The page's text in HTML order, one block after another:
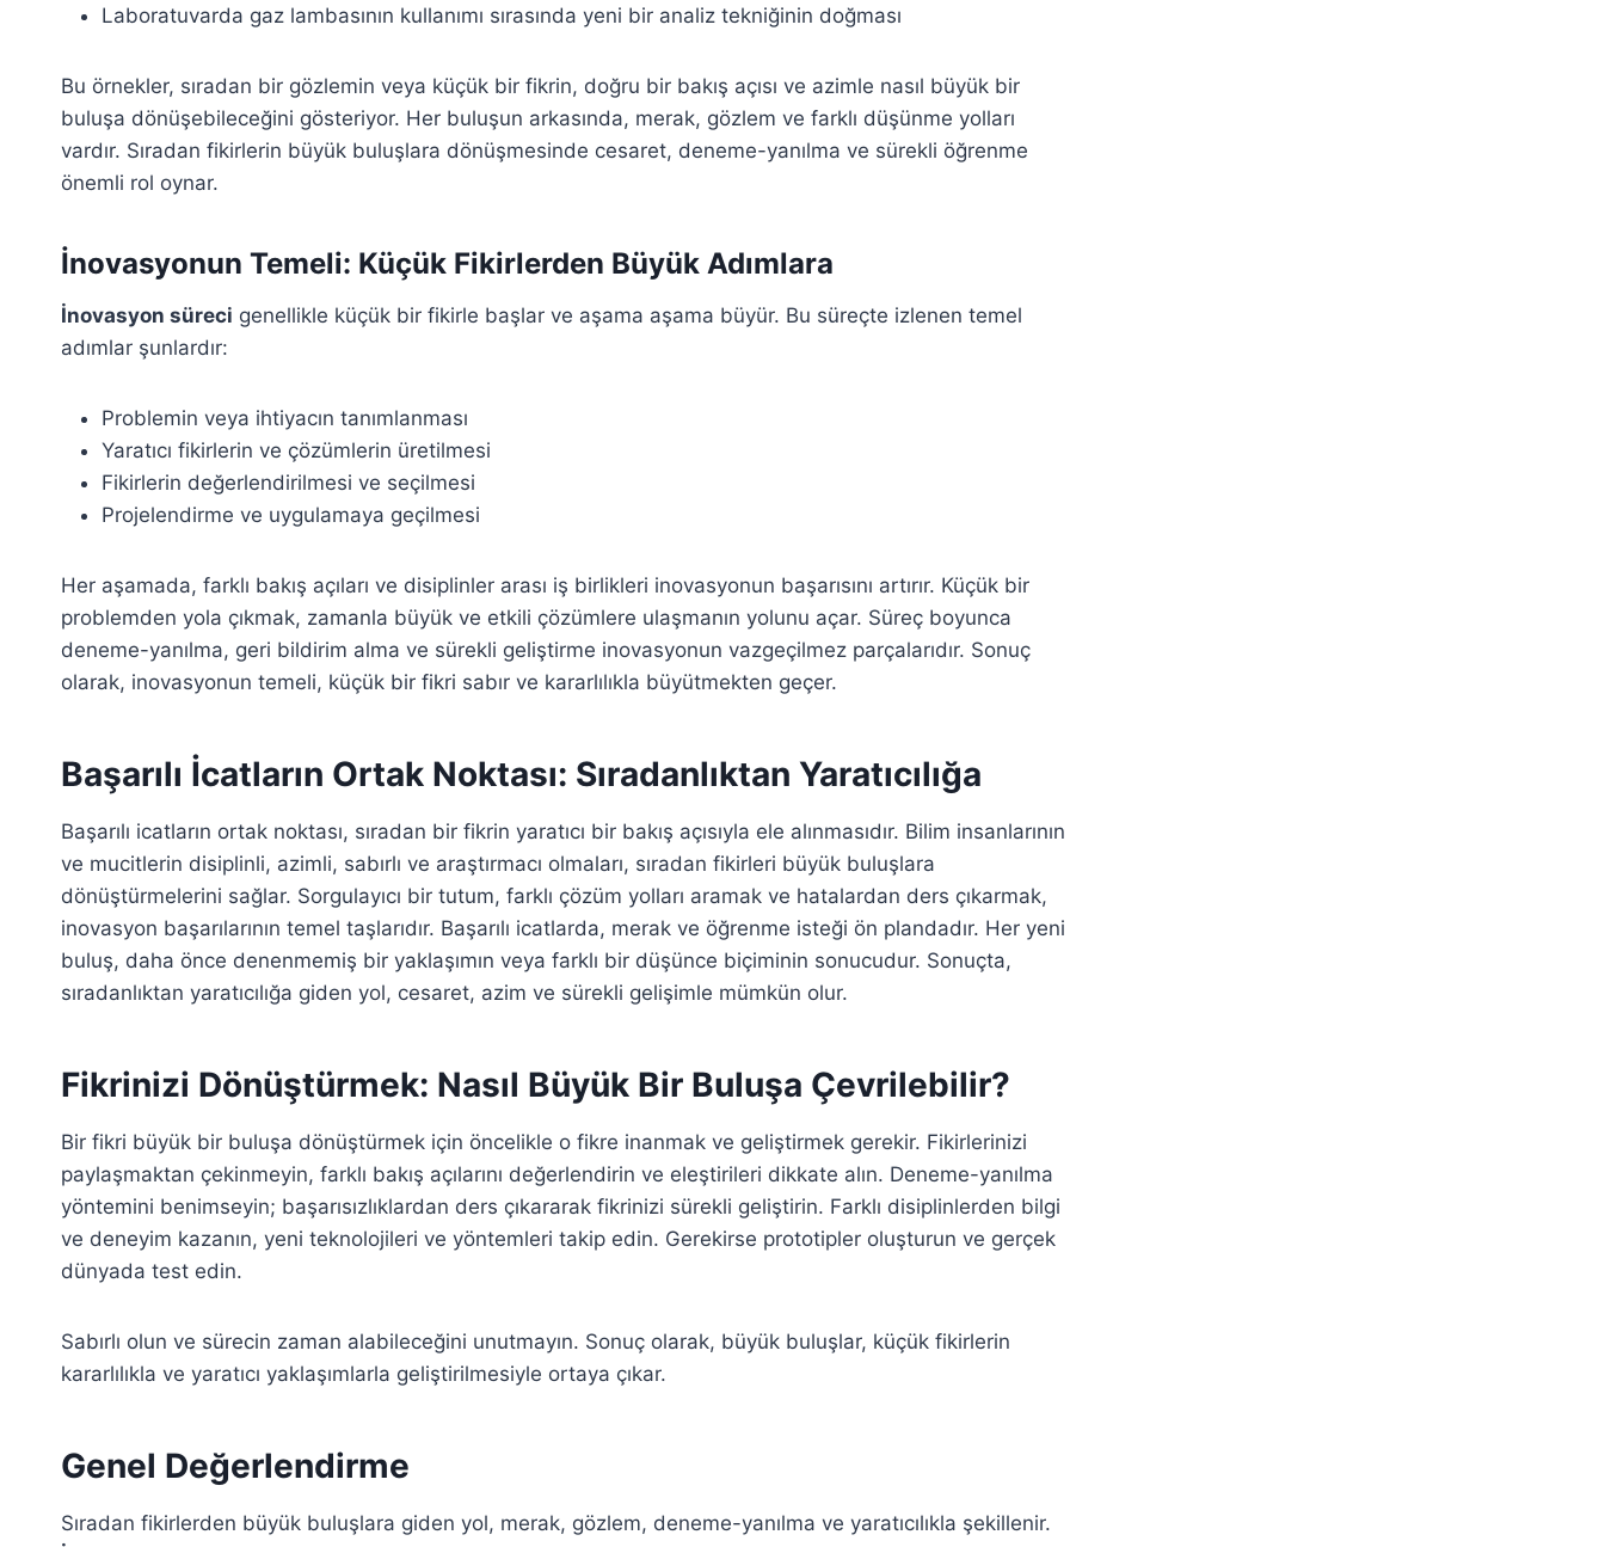
Laboratuvarda gaz lambasının kullanımı sırasında yeni bir analiz tekniğinin doğması
Bu örnekler, sıradan bir gözlemin veya küçük bir fikrin, doğru bir bakış açısı ve azimle nasıl büyük bir
buluşa dönüşebileceğini gösteriyor. Her buluşun arkasında, merak, gözlem ve farklı düşünme yolları
vardır. Sıradan fikirlerin büyük buluşlara dönüşmesinde cesaret, deneme-yanılma ve sürekli öğrenme
önemli rol oynar.
İnovasyonun Temeli: Küçük Fikirlerden Büyük Adımlara
İnovasyon süreci genellikle küçük bir fikirle başlar ve aşama aşama büyür. Bu süreçte izlenen temel
adımlar şunlardır:
Problemin veya ihtiyacın tanımlanması
Yaratıcı fikirlerin ve çözümlerin üretilmesi
Fikirlerin değerlendirilmesi ve seçilmesi
Projelendirme ve uygulamaya geçilmesi
Her aşamada, farklı bakış açıları ve disiplinler arası iş birlikleri inovasyonun başarısını artırır. Küçük bir
problemden yola çıkmak, zamanla büyük ve etkili çözümlere ulaşmanın yolunu açar. Süreç boyunca
deneme-yanılma, geri bildirim alma ve sürekli geliştirme inovasyonun vazgeçilmez parçalarıdır. Sonuç
olarak, inovasyonun temeli, küçük bir fikri sabır ve kararlılıkla büyütmekten geçer.
Başarılı İcatların Ortak Noktası: Sıradanlıktan Yaratıcılığa
Başarılı icatların ortak noktası, sıradan bir fikrin yaratıcı bir bakış açısıyla ele alınmasıdır. Bilim insanlarının
ve mucitlerin disiplinli, azimli, sabırlı ve araştırmacı olmaları, sıradan fikirleri büyük buluşlara
dönüştürmelerini sağlar. Sorgulayıcı bir tutum, farklı çözüm yolları aramak ve hatalardan ders çıkarmak,
inovasyon başarılarının temel taşlarıdır. Başarılı icatlarda, merak ve öğrenme isteği ön plandadır. Her yeni
buluş, daha önce denenmemiş bir yaklaşımın veya farklı bir düşünce biçiminin sonucudur. Sonuçta,
sıradanlıktan yaratıcılığa giden yol, cesaret, azim ve sürekli gelişimle mümkün olur.
Fikrinizi Dönüştürmek: Nasıl Büyük Bir Buluşa Çevrilebilir?
Bir fikri büyük bir buluşa dönüştürmek için öncelikle o fikre inanmak ve geliştirmek gerekir. Fikirlerinizi
paylaşmaktan çekinmeyin, farklı bakış açılarını değerlendirin ve eleştirileri dikkate alın. Deneme-yanılma
yöntemini benimseyin; başarısızlıklardan ders çıkararak fikrinizi sürekli geliştirin. Farklı disiplinlerden bilgi
ve deneyim kazanın, yeni teknolojileri ve yöntemleri takip edin. Gerekirse prototipler oluşturun ve gerçek
dünyada test edin.
Sabırlı olun ve sürecin zaman alabileceğini unutmayın. Sonuç olarak, büyük buluşlar, küçük fikirlerin
kararlılıkla ve yaratıcı yaklaşımlarla geliştirilmesiyle ortaya çıkar.
Genel Değerlendirme
Sıradan fikirlerden büyük buluşlara giden yol, merak, gözlem, deneme-yanılma ve yaratıcılıkla şekillenir.